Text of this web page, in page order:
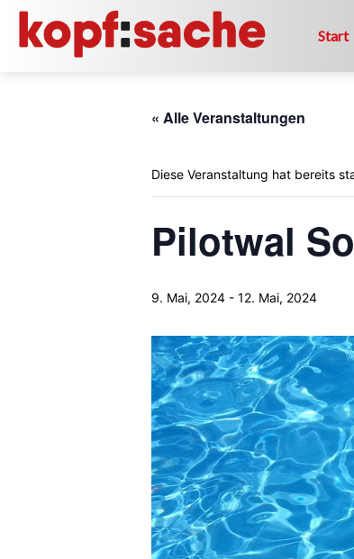
Start
« Alle Veranstaltungen
Diese Veranstaltung hat bereits
Pilotwal
9. Mai, 2024 - 12. Mai, 2024